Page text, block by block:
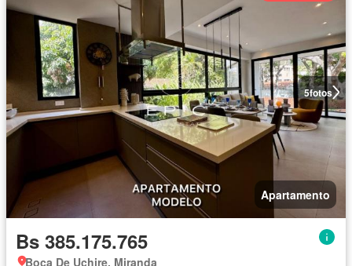
5fotos
Apartamento
Bs 385.175.765
Boca De Uchire, Miranda